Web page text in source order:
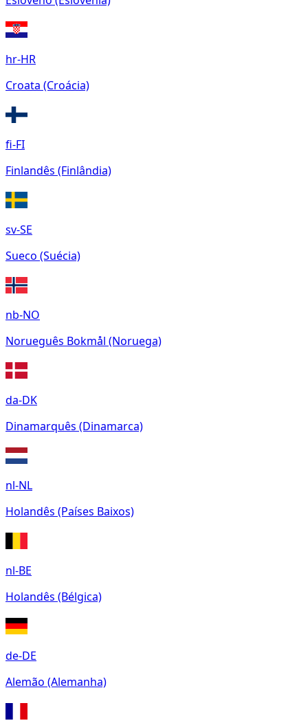
hr-HR
Croata (Croácia)
fi-FI
Finlandês (Finlândia)
sv-SE
Sueco (Suécia)
nb-NO
Norueguês Bokmål (Noruega)
da-DK
Dinamarquês (Dinamarca)
nl-NL
Holandês (Países Baixos)
nl-BE
Holandês (Bélgica)
de-DE
Alemão (Alemanha)